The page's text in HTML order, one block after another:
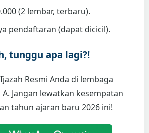
(2 lembar, terbaru).
pendaftaran (dapat dicicil).
tunggu apa lagi?!
Resmi Anda di lembaga
Jangan lewatkan kesempatan
tahun ajaran baru 2026 ini!